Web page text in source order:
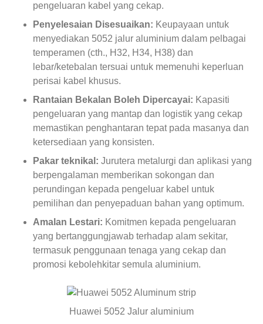
pengeluaran kabel yang cekap.
Penyelesaian Disesuaikan: Keupayaan untuk
menyediakan 5052 jalur aluminium dalam pelbagai
temperamen (cth., H32, H34, H38) dan
lebar/ketebalan tersuai untuk memenuhi keperluan
perisai kabel khusus.
Rantaian Bekalan Boleh Dipercayai: Kapasiti
pengeluaran yang mantap dan logistik yang cekap
memastikan penghantaran tepat pada masanya dan
ketersediaan yang konsisten.
Pakar teknikal: Jurutera metalurgi dan aplikasi yang
berpengalaman memberikan sokongan dan
perundingan kepada pengeluar kabel untuk
pemilihan dan penyepaduan bahan yang optimum.
Amalan Lestari: Komitmen kepada pengeluaran
yang bertanggungjawab terhadap alam sekitar,
termasuk penggunaan tenaga yang cekap dan
promosi kebolehkitar semula aluminium.
Huawei 5052 Jalur aluminium